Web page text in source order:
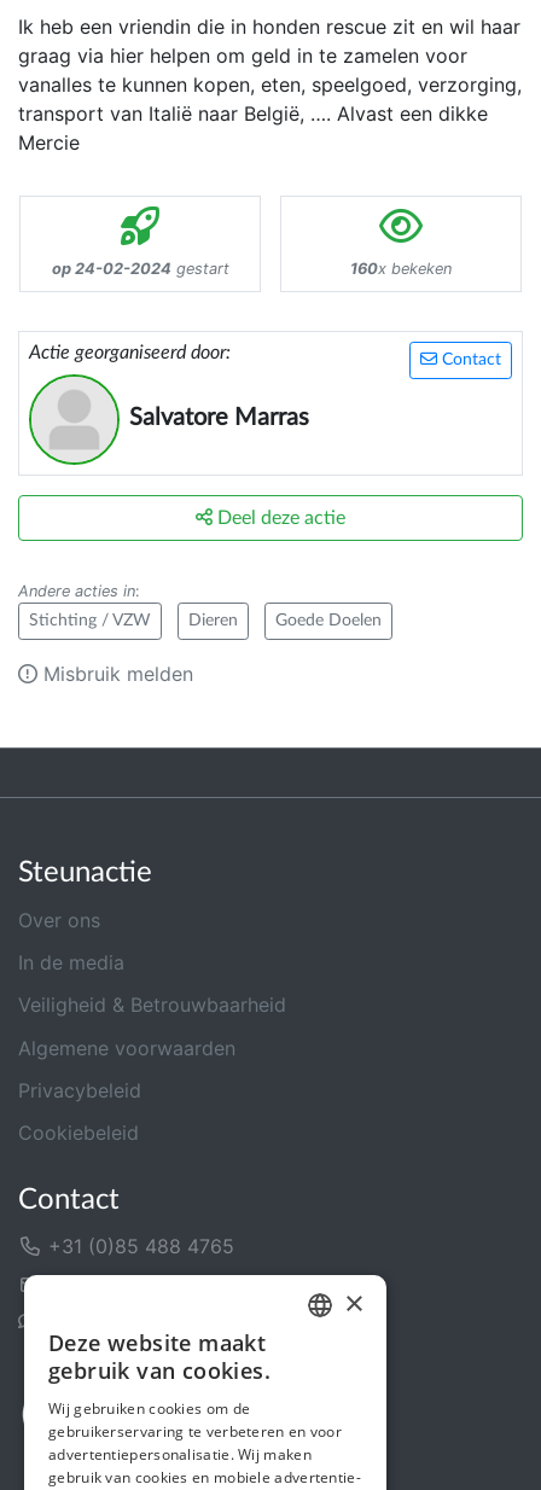
Ik heb een vriendin die in honden rescue zit en wil haar
graag via hier helpen om geld in te zamelen voor
vanalles te kunnen kopen, eten, speelgoed, verzorging,
transport van Italië naar België, …. Alvast een dikke
Mercie
op 24-02-2024 gestart 160x bekeken
Contact
Actie georganiseerd door:
Salvatore Marras
Deel deze actie
Andere acties in:
Stichting / VZW Dieren Goede Doelen
Misbruik melden
Steunactie
Over ons
In de media
Veiligheid & Betrouwbaarheid
Algemene voorwaarden
Privacybeleid
Cookiebeleid
Contact
+31 (0)85 488 4765
ENGLISH
×
Deze website maakt
gebruik van cookies.
Wij gebruiken cookies om de
gebruikerservaring te verbeteren en voor
advertentiepersonalisatie. Wij maken
gebruik van cookies en mobiele advertentie-